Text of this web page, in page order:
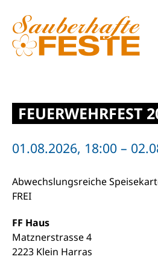
Zum Hauptinhalt springen
FEUERWEHRFEST
01.08.2026, 18:00 –
Abwechslungsreiche
FREI
FF Haus
Matznerstrasse 4
2223 Klein Harras